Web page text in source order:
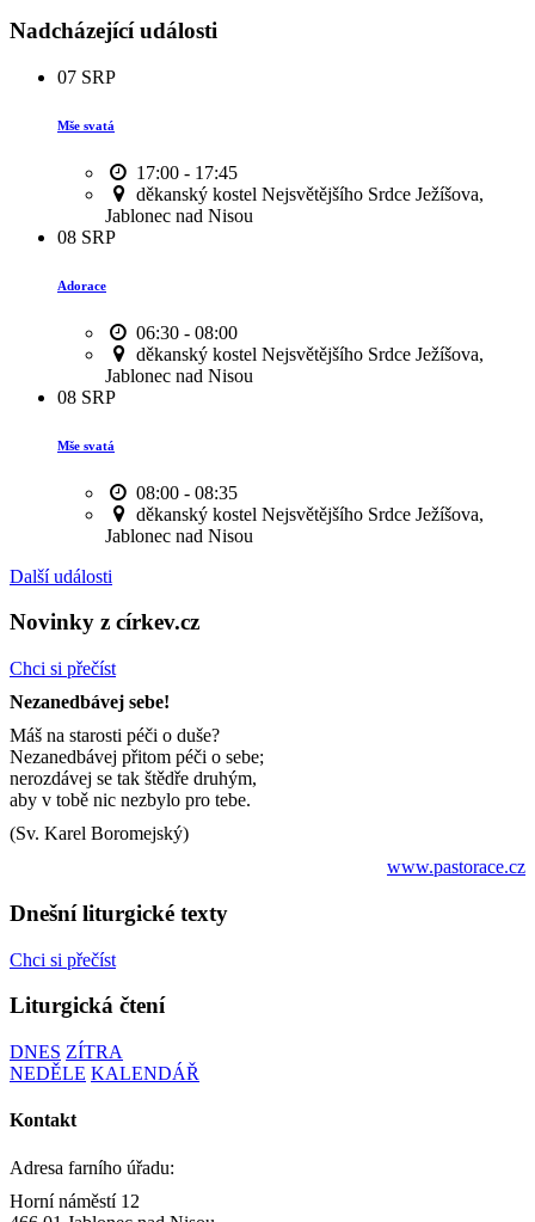
Nadcházející události
07 SRP
Mše svatá
17:00 - 17:45
děkanský kostel Nejsvětějšího Srdce Ježíšova,
Jablonec nad Nisou
08 SRP
Adorace
06:30 - 08:00
děkanský kostel Nejsvětějšího Srdce Ježíšova,
Jablonec nad Nisou
08 SRP
Mše svatá
08:00 - 08:35
děkanský kostel Nejsvětějšího Srdce Ježíšova,
Jablonec nad Nisou
Další události
Novinky z církev.cz
Chci si přečíst
Nezanedbávej sebe!
Máš na starosti péči o duše?
Nezanedbávej přitom péči o sebe;
nerozdávej se tak štědře druhým,
aby v tobě nic nezbylo pro tebe.
(Sv. Karel Boromejský)
www.pastorace.cz
Dnešní liturgické texty
Chci si přečíst
Liturgická čtení
DNES ZÍTRA
NEDĚLE KALENDÁŘ
Kontakt
Adresa farního úřadu:
Horní náměstí 12